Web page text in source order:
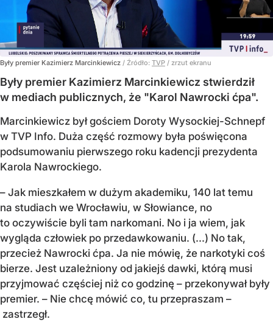
Były premier Kazimierz Marcinkiewicz / Źródło: TVP / zrzut ekranu
Były premier Kazimierz Marcinkiewicz stwierdził
w mediach publicznych, że "Karol Nawrocki ćpa".
Marcinkiewicz był gościem Doroty Wysockiej-Schnepf
w TVP Info. Duża część rozmowy była poświęcona
podsumowaniu pierwszego roku kadencji prezydenta
Karola Nawrockiego.
– Jak mieszkałem w dużym akademiku, 140 lat temu
na studiach we Wrocławiu, w Słowiance, no
to oczywiście byli tam narkomani. No i ja wiem, jak
wygląda człowiek po przedawkowaniu. (...) No tak,
przecież Nawrocki ćpa. Ja nie mówię, że narkotyki coś
bierze. Jest uzależniony od jakiejś dawki, którą musi
przyjmować częściej niż co godzinę – przekonywał były
premier. – Nie chcę mówić co, tu przepraszam –
zastrzegł.